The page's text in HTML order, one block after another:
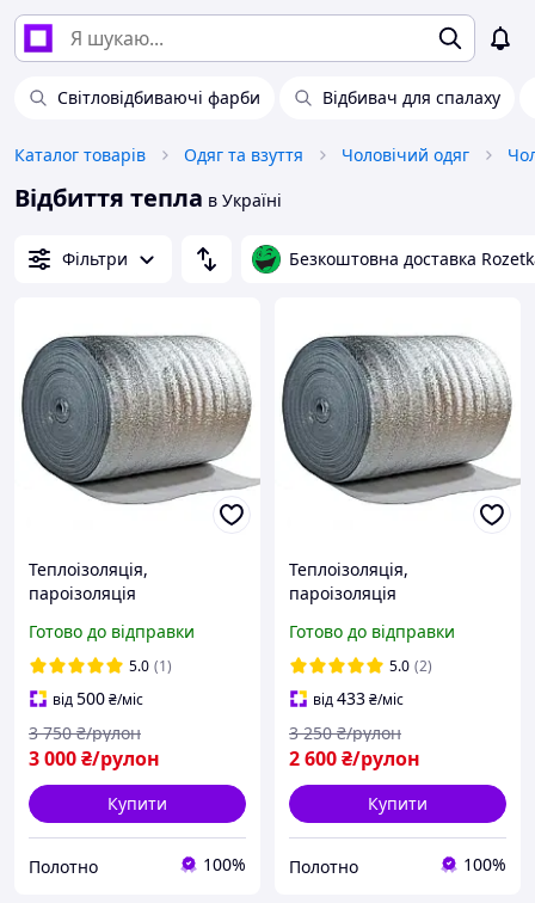
Світловідбиваючі фарби Відбивач для спалаху
Каталог товарів Одяг та взуття Чоловічий одяг
Відбиття тепла в Україні
Фільтри Безкоштовна доставка
Теплоізоляція,
пароізоляція
конструкцій будівель
ламінована 5 мм (50 м.кв/
рулон)
Готово до відправки
5.0 (1)
від500₴/міс
3 000₴/рулон
3 750 ₴/рулон
Купити
Полотно 100%
Теплоізоляція,
пароізоляція
конструкцій будівель
ламінована 4 мм (50 м.кв/
рулон)
Готово до відправки
5.0 (2)
від433₴/міс
2 600₴/рулон
3 250 ₴/рулон
Купити
Полотно 100%